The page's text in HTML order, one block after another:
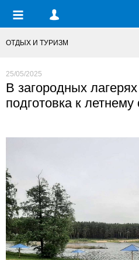
ОТДЫХ И ТУРИЗМ
25/05/2025
В загородных
подготовка к